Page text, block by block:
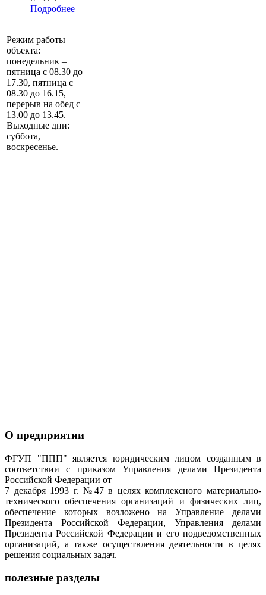
Подробнее
Режим работы
объекта:
понедельник –
пятница с 08.30 до
17.30, пятница с
08.30 до 16.15,
перерыв на обед с
13.00 до 13.45.
Выходные дни:
суббота,
воскресенье.
О предприятии
ФГУП "ППП" является юридическим лицом созданным в
соответствии с приказом Управления делами Президента
Российской Федерации от
7 декабря 1993 г. №47 в целях комплексного материально-
технического обеспечения организаций и физических лиц,
обеспечение которых возложено на Управление делами
Президента Российской Федерации, Управления делами
Президента Российской Федерации и его подведомственных
организаций, а также осуществления деятельности в целях
решения социальных задач.
полезные разделы